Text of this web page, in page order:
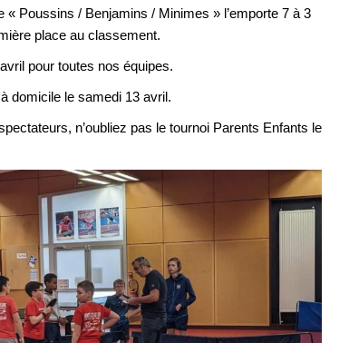
« Poussins / Benjamins / Minimes » l’emporte 7 à 3
place au classement.
pour toutes nos équipes.
domicile le samedi 13 avril.
n’oubliez pas le tournoi Parents Enfants le